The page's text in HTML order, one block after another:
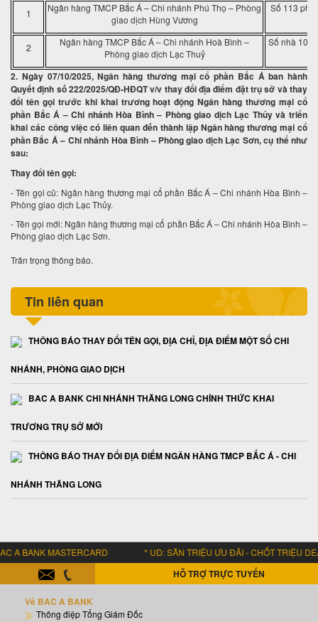
1
Ngân hàng TMCP Bắc Á – Chi nhánh Phú Thọ – Phòng
giao dịch Hùng Vương
Số 113 phố
2
Ngân hàng TMCP Bắc Á – Chi nhánh Hoà Bình –
Phòng giao dịch Lạc Thuỷ
Số nhà 104,
2. Ngày 07/10/2025, Ngân hàng thương mại cổ phần Bắc Á ban hành
Quyết định số 222/2025/QĐ-HĐQT v/v thay đổi địa điểm đặt trụ sở và thay
đổi tên gọi trước khi khai trương hoạt động Ngân hàng thương mại cổ
phần Bắc Á – Chi nhánh Hòa Bình – Phòng giao dịch Lạc Thủy và triển
khai các công việc có liên quan đến thành lập Ngân hàng thương mại cổ
phần Bắc Á – Chi nhánh Hòa Bình – Phòng giao dịch Lạc Sơn, cụ thể như
sau:
Thay đổi tên gọi:
- Tên gọi cũ: Ngân hàng thương mại cổ phần Bắc Á – Chi nhánh Hòa Bình –
Phòng giao dịch Lạc Thủy.
- Tên gọi mới: Ngân hàng thương mại cổ phần Bắc Á – Chi nhánh Hòa Bình –
Phòng giao dịch Lạc Sơn.
Trân trọng thông báo.
Tin liên quan
THÔNG BÁO THAY ĐỔI TÊN GỌI, ĐỊA CHỈ, ĐỊA ĐIỂM MỘT SỐ CHI
NHÁNH, PHÒNG GIAO DỊCH
BAC A BANK CHI NHÁNH THĂNG LONG CHÍNH THỨC KHAI
TRƯƠNG TRỤ SỞ MỚI
THÔNG BÁO THAY ĐỔI ĐỊA ĐIỂM NGÂN HÀNG TMCP BẮC Á - CHI
NHÁNH THĂNG LONG
MASTERCARD * UD: SĂN TRIỆU ƯU ĐÃI - CHỐT TRIỆU
HỖ TRỢ TRỰC TUYẾN
Về BAC A BANK
Thông điệp Tổng Giám Đốc